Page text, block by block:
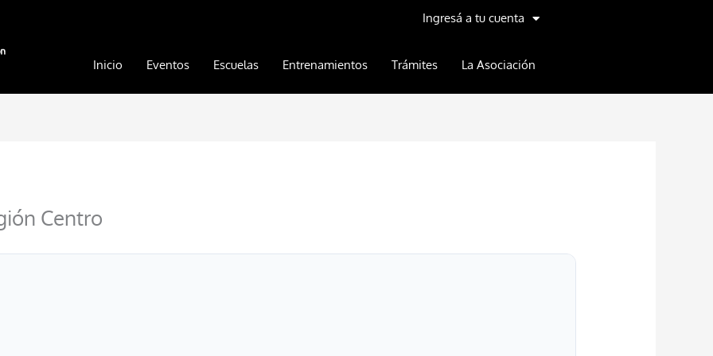
Ingresá a tu cuenta
Inicio Eventos Escuelas Entrenamientos Trámites La Asociación
Centro